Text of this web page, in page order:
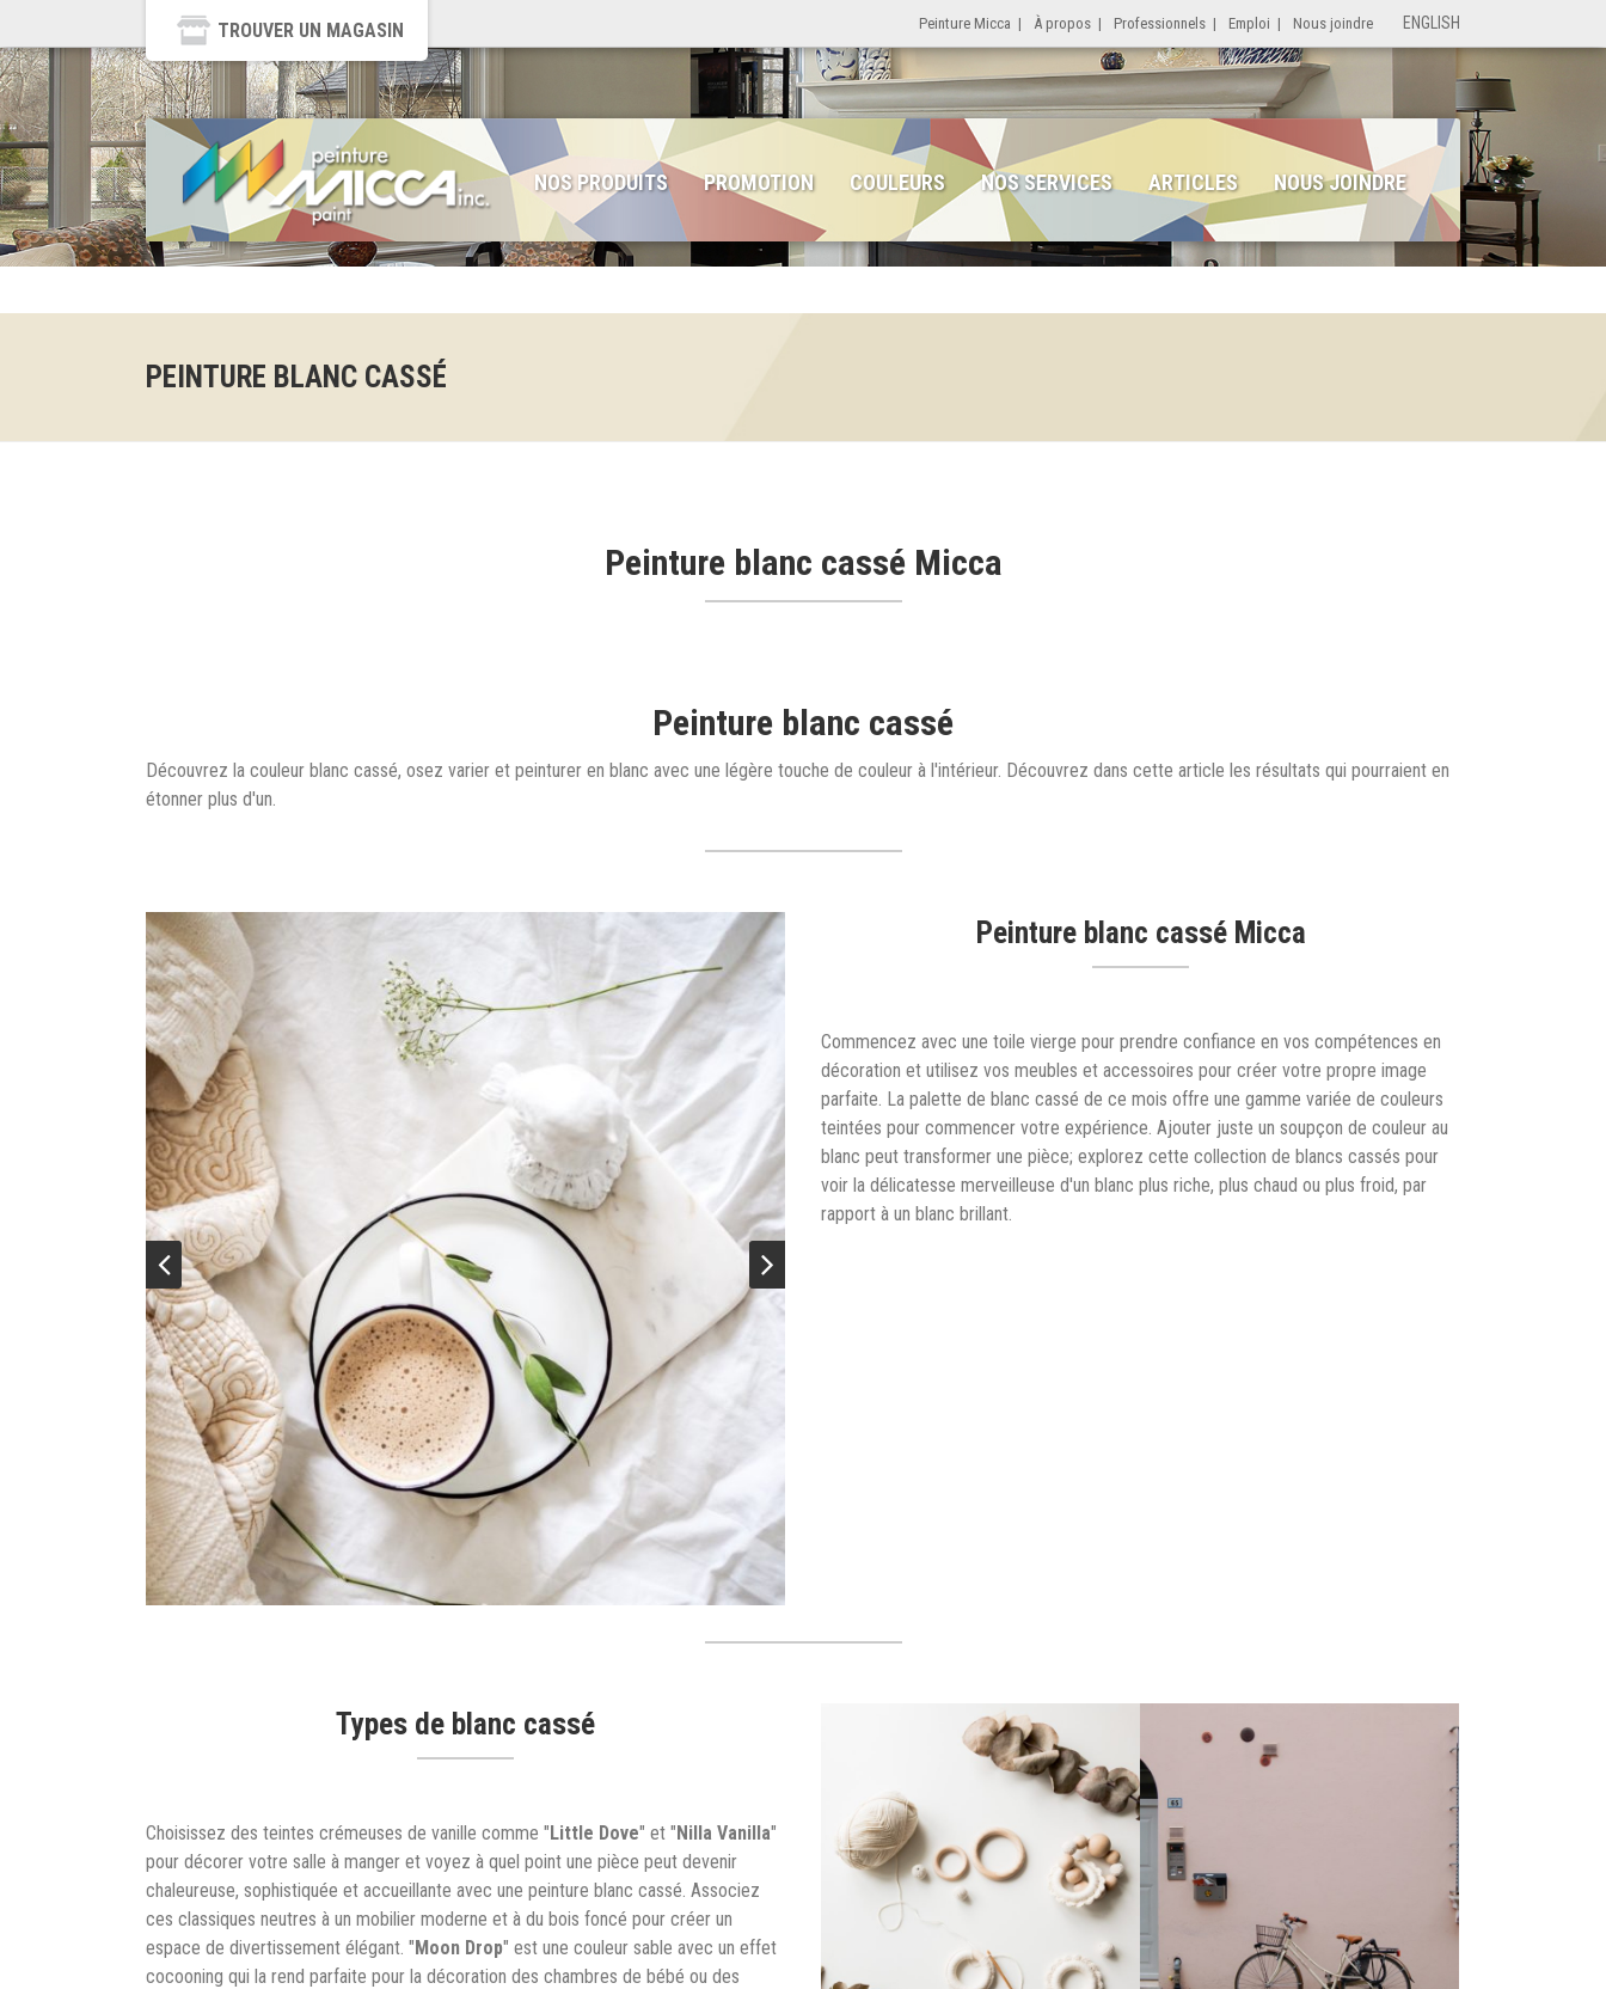
TROUVER UN MAGASIN Peinture Micca | À propos | Professionnels | Emploi | Nous joindre ENGLISH
NOS PRODUITS PROMOTION COULEURS NOS SERVICES ARTICLES NOUS JOINDRE
PEINTURE BLANC CASSÉ
Peinture blanc cassé Micca
Peinture blanc cassé
Découvrez la couleur blanc cassé, osez varier et peinturer en blanc avec une légère touche de couleur à l'intérieur. Découvrez dans cette article les résultats qui pourraient en
étonner plus d'un.
Peinture blanc cassé Micca
Commencez avec une toile vierge pour prendre confiance en vos compétences en
décoration et utilisez vos meubles et accessoires pour créer votre propre image
parfaite. La palette de blanc cassé de ce mois offre une gamme variée de couleurs
teintées pour commencer votre expérience. Ajouter juste un soupçon de couleur au
blanc peut transformer une pièce; explorez cette collection de blancs cassés pour
voir la délicatesse merveilleuse d'un blanc plus riche, plus chaud ou plus froid, par
rapport à un blanc brillant.
Types de blanc cassé
Choisissez des teintes crémeuses de vanille comme "Little Dove" et "Nilla Vanilla"
pour décorer votre salle à manger et voyez à quel point une pièce peut devenir
chaleureuse, sophistiquée et accueillante avec une peinture blanc cassé. Associez
ces classiques neutres à un mobilier moderne et à du bois foncé pour créer un
espace de divertissement élégant. "Moon Drop" est une couleur sable avec un effet
cocooning qui la rend parfaite pour la décoration des chambres de bébé ou des